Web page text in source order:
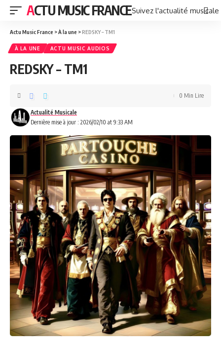
ACTU MUSIC FRANCESuivez l'actualité
Actu Music France >À la une >REDSKY – TM1
À LA UNE ACTU MUSIC AUDIOS
REDSKY – TM1
Dernière mise à jour : 2026/02/10 at 9:33 AM
Actualité Musicale
0 Min Lire